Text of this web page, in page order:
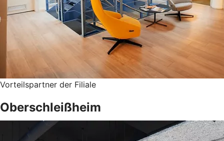
Vorteilspartner der Filiale
Oberschleißheim